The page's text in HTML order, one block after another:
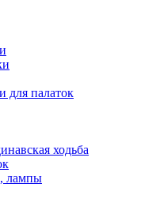
для палаток
ходьба
лампы